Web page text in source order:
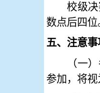
校级
数点后四
五、 注意事
（一）
参加，将